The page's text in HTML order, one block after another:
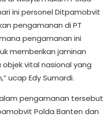
ini personel Ditpamobvit
pengamanan di PT
pengamanan ini
memberikan jaminan
vital nasional yang
ucap Edy Sumardi.
pengamanan tersebut
Polda Banten dan